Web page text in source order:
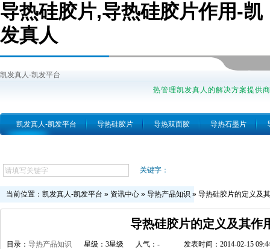
导热硅胶片,导热硅胶片作用-凯
发真人
凯发真人-凯发平台
热管理凯发真人的解决方案提供商
凯发真人-凯发平台 导热硅胶片 导热双面胶 导热石墨片
关键字：
当前位置： 凯发真人-凯发平台 » 资讯中心 » 导热产品知识 » 导热硅胶片的定义及
导热硅胶片的定义及其作
目录： 导热产品知识 星级：3星级 人气： -
发表时间：2014-02-15